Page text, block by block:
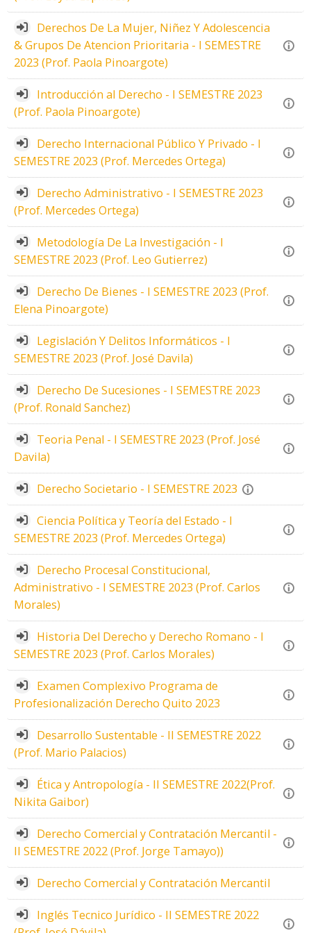
Derechos De La Mujer, Niñez Y Adolescencia
& Grupos De Atencion Prioritaria - I SEMESTRE
2023 (Prof. Paola Pinoargote)
Introducción al Derecho - I SEMESTRE 2023
(Prof. Paola Pinoargote)
Derecho Internacional Público Y Privado - I
SEMESTRE 2023 (Prof. Mercedes Ortega)
Derecho Administrativo - I SEMESTRE 2023
(Prof. Mercedes Ortega)
Metodología De La Investigación - I
SEMESTRE 2023 (Prof. Leo Gutierrez)
Derecho De Bienes - I SEMESTRE 2023 (Prof.
Elena Pinoargote)
Legislación Y Delitos Informáticos - I
SEMESTRE 2023 (Prof. José Davila)
Derecho De Sucesiones - I SEMESTRE 2023
(Prof. Ronald Sanchez)
Teoria Penal - I SEMESTRE 2023 (Prof. José
Davila)
Derecho Societario - I SEMESTRE 2023
Ciencia Política y Teoría del Estado - I
SEMESTRE 2023 (Prof. Mercedes Ortega)
Derecho Procesal Constitucional,
Administrativo - I SEMESTRE 2023 (Prof. Carlos
Morales)
Historia Del Derecho y Derecho Romano - I
SEMESTRE 2023 (Prof. Carlos Morales)
Examen Complexivo Programa de
Profesionalización Derecho Quito 2023
Desarrollo Sustentable - II SEMESTRE 2022
(Prof. Mario Palacios)
Ética y Antropología - II SEMESTRE 2022(Prof.
Nikita Gaibor)
Derecho Comercial y Contratación Mercantil -
II SEMESTRE 2022 (Prof. Jorge Tamayo))
Derecho Comercial y Contratación Mercantil
Inglés Tecnico Jurídico - II SEMESTRE 2022